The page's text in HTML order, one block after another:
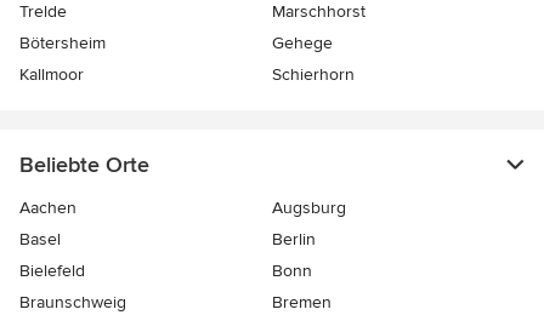
Trelde
Marschhorst
Bötersheim
Gehege
Kallmoor
Schierhorn
Beliebte Orte
Aachen
Augsburg
Basel
Berlin
Bielefeld
Bonn
Braunschweig
Bremen